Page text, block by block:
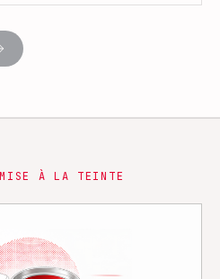
À LA TEINTE